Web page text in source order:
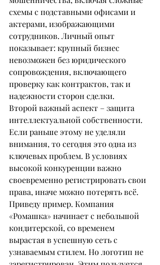
схемы с подставными офисами и
актерами, изображающими
сотрудников. Личный опыт
показывает: крупный бизнес
невозможен без юридического
сопровождения, включающего
проверку как контрактов, так и
надежности сторон сделки.
Второй важный аспект – защита
интеллектуальной собственности.
Если раньше этому не уделяли
внимания, то сегодня это одна из
ключевых проблем. В условиях
высокой конкуренции важно
своевременно регистрировать свои
права, иначе можно потерять всё.
Приведу пример. Компания
«Ромашка» начинает с небольшой
кондитерской, со временем
вырастая в успешную сеть с
узнаваемым стилем. Но логотип не